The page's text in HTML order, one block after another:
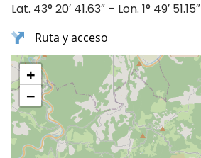
Lat. 43° 20′ 41.63″ – Lon. 1° 49′ 51.15″
Ruta y acceso
+
−